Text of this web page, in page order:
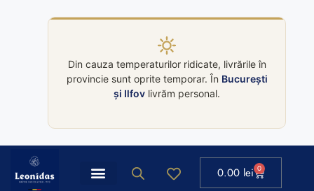
Din cauza temperaturilor ridicate, livrările în
provincie sunt oprite temporar. În București
și Ilfov livrăm personal.
0.00 lei 0